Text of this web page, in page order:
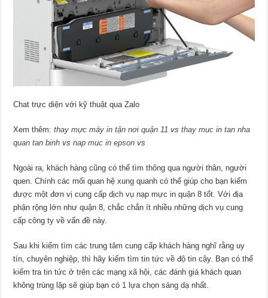
Chat trực diện với kỹ thuật qua Zalo
Xem thêm:thay mực máy in tận nơi quận 11 vsthay muc in tan nha
quan tan binh vsnap muc in epson vs
Ngoài ra, khách hàng cũng có thể tìm thông qua người thân, người
quen. Chính các mối quan hệ xung quanh có thể giúp cho bạn kiếm
được một đơn vị cung cấp dịch vụ nạp mực in quận 8 tốt. Với địa
phận rộng lớn như quận 8, chắc chắn ít nhiều những dịch vụ cung
cấp công ty về vấn đề này.
Sau khi kiếm tìm các trung tâm cung cấp khách hàng nghĩ rằng uy
tín, chuyên nghiệp, thì hãy kiếm tìm tin tức về độ tin cậy. Bạn có thể
kiểm tra tin tức ở trên các mạng xã hội, các đánh giá khách quan
không trùng lặp sẽ giúp bạn có 1 lựa chọn sáng dạ nhất.